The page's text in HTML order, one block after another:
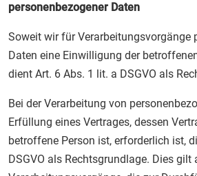
personenbezogener Daten
Soweit wir für Verarbeitungsvorgänge
Daten eine Einwilligung der
dient Art. 6 Abs. 1 lit. a DSGVO als
Bei der Verarbeitung von
Erfüllung eines Vertrages, dessen
betroffene Person ist, erforderlich ist,
DSGVO als Rechtsgrundlage. Dies gilt